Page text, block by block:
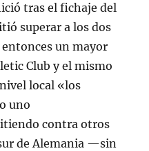
tras el fichaje del
superar a los dos
un mayor
Club y el mismo
local «los
uno
contra otros
de Alemania —sin